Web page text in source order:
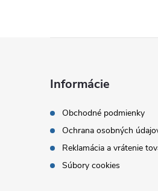
Informácie
Obchodné podmienky
Ochrana osobných
Reklamácia a vrátenie
Súbory cookies